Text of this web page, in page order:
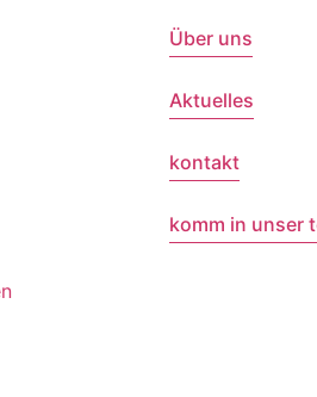
Über uns
Aktuelles
kontakt
komm in unser